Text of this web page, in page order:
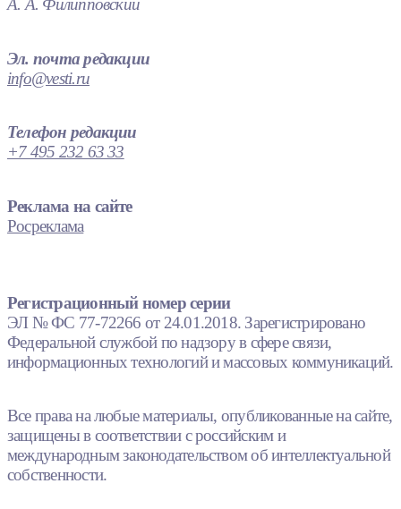
А. А. Филипповский
Эл. почта редакции
info@vesti.ru
Телефон редакции
+7 495 232 63 33
Реклама на сайте
Росреклама
Регистрационный номер серии
ЭЛ № ФС 77-72266 от 24.01.2018. Зарегистрировано
Федеральной службой по надзору в сфере связи,
информационных технологий и массовых коммуникаций.
Все права на любые материалы, опубликованные на сайте,
защищены в соответствии с российским и
международным законодательством об интеллектуальной
собственности.